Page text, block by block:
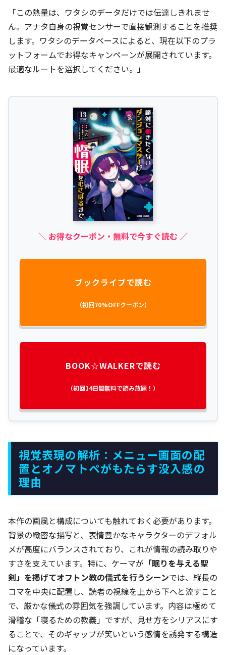
「この熱量は、ワタシのデータだけでは伝達しきれませ
ん。アナタ自身の視覚センサーで直接観測することを推奨
します。ワタシのデータベースによると、現在以下のプラ
ットフォームでお得なキャンペーンが展開されています。
最適なルートを選択してください。」
＼ お得なクーポン・無料で今すぐ読む ／
ブックライブで読む
（初回70%OFFクーポン）
BOOK☆WALKERで読む
（初回14日間無料で読み放題！）
視覚表現の解析：メニュー画面の配
置とオノマトペがもたらす没入感の
理由
本作の画風と構成についても触れておく必要があります。
背景の緻密な描写と、表情豊かなキャラクターのデフォル
メが高度にバランスされており、これが情報の読み取りや
すさを支えています。特に、ケーマが 「眠りを与える聖
剣」を掲げてオフトン教の儀式を行うシーンでは、縦長の
コマを中央に配置し、読者の視線を上から下へと流すこと
で、厳かな儀式の雰囲気を強調しています。内容は極めて
滑稽な「寝るための教義」ですが、見せ方をシリアスにす
ることで、そのギャップが笑いという感情を誘発する構造
になっています。